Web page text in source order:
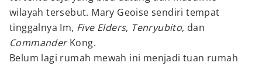
wilayah tersebut. Mary Geoise sendiri tempat
tinggalnya Im, Five Elders, Tenryubito, dan
CommanderKong.
Belum lagi rumah mewah ini menjadi tuan rumah